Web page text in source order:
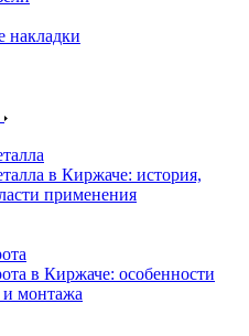
накладки
в Киржаче: история,
применения
в Киржаче: особенности
и монтажа